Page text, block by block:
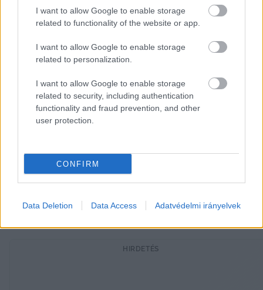
I want to allow Google to enable storage
related to functionality of the website or app.
I want to allow Google to enable storage
related to personalization.
I want to allow Google to enable storage
related to security, including authentication
functionality and fraud prevention, and other
user protection.
CONFIRM
Data Deletion Data Access Adatvédelmi irányelvek
impozáns Koch fadoboz – gyümölcslevek –
valamint Koch ajándékutalványok.
Az est házigazdái:
Koch Pálma és Koch Csaba
Zárás:
HIRDETÉS